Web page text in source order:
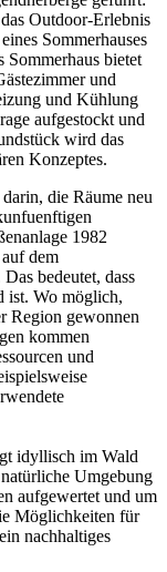
Outdoor-Erlebnis
Sommerhauses
Sommerhaus bietet
und
und Kühlung
aufgestockt und
wird das
Konzeptes.
die Räume neu
1982
dem
bedeutet, dass
ist. Wo möglich,
Region gewonnen
kommen
und
idyllisch im Wald
Umgebung
aufgewertet und um
Möglichkeiten für
nachhaltiges